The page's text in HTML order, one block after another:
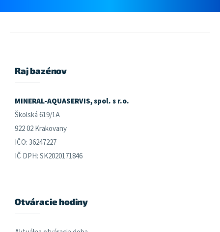
Raj bazénov
MINERAL-AQUASERVIS, spol. s r.o.
Školská 619/1A
922 02 Krakovany
IČO: 36247227
IČ DPH: SK2020171846
Otváracie hodiny